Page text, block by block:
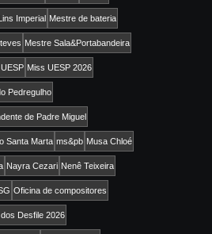
Imperial Mestre de bateria
Mestre Sala&Portabandeira
Miss UESP 2026
Pedregulho
de Padre Miguel
Santa Marta ms&pb Musa Chloé
Nayra Cezari Nenê Teixeira
Oficina de compositores
Desfile 2026